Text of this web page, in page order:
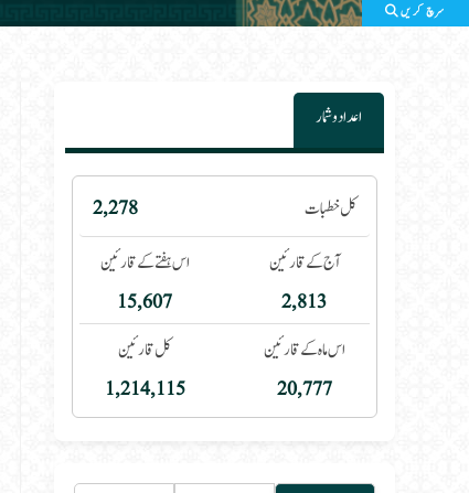
سرچ کریں
اعداد و شمار
کل خطبات
2,278
آج کے قارئین
2,813
اس ہفتے کے قارئین
15,607
اس ماہ کے قارئین
20,777
کل قارئین
1,214,115